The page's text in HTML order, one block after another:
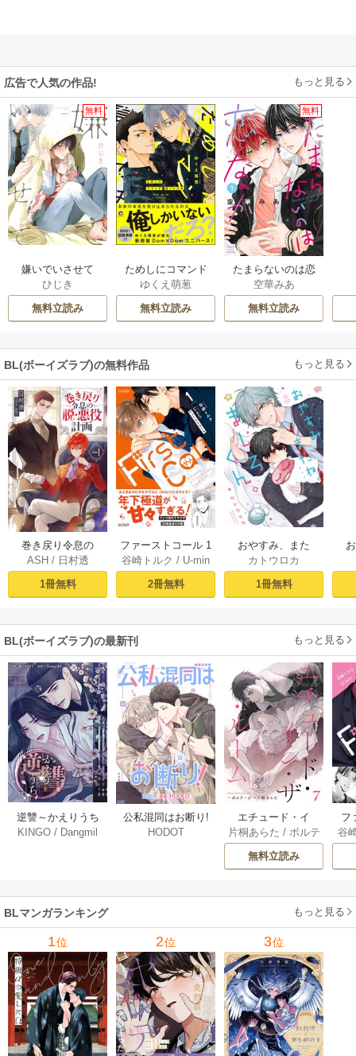
広告で人気の作品! もっと見る
無料
嫌いでいさせて
ひじき
無料立読み
ためしにコマンド
言ってみた
ゆくえ萌葱
無料立読み
無料
たまらないのは恋
なのか
空華みあ
無料立読み
BL(ボーイズラブ)の無料作品 もっと見る
巻き戻り令息の
脱・悪役計画１
ASH / 日村透
1冊無料
ファーストコール 1
～童貞外科医、年
下ヤクザの嫁にさ
れそうです！～
ア限定描き下ろし
谷崎トルク / U-min
2冊無料
おやすみ、また
ね。ましろくん。
【電子限定漫画付
き】
カトウロカ
1冊無料
BL(ボーイズラブ)の最新刊 もっと見る
逆讐～かえりうち
～【タテヨミ】 36
KINGO / Dangmil
公私混同はお断り!
【タテヨミ】 67巻
HODOT
エチュード・イ
ン・ザ・ルーム[Blu
Mellow] 7巻
片桐あらた / ボルテ
ージ
無料立読み
フ
～
ア
谷
BLマンガランキング もっと見る
1位 2位 3位